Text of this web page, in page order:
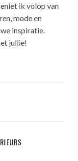
ik volop van
mode en
inspiratie.
jullie!